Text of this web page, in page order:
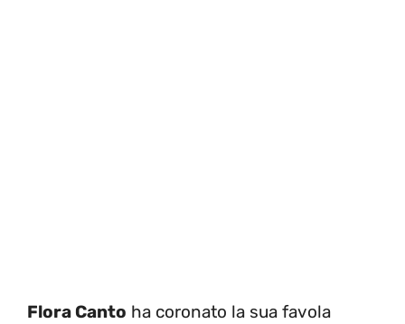
Flora Canto ha coronato la sua favola